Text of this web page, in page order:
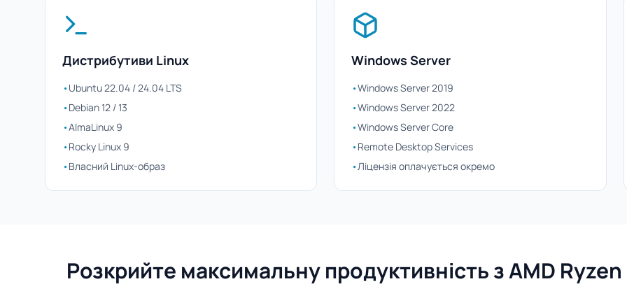
Дистрибутиви Linux
•Ubuntu 22.04 / 24.04 LTS
•Debian 12 / 13
•AlmaLinux 9
•Rocky Linux 9
•Власний Linux-образ
Windows Server
•Windows Server 2019
•Windows Server 2022
•Windows Server Core
•Remote Desktop Services
•Ліцензія оплачується окремо
Розкрийте максимальну продуктивність з AMD